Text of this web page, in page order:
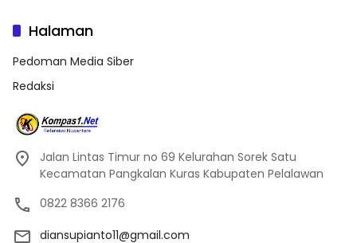
Halaman
Pedoman Media Siber
Redaksi
Jalan Lintas Timur no 69 Kelurahan Sorek Satu
Kecamatan Pangkalan Kuras Kabupaten Pelalawan
0822 8366 2176
diansupianto11@gmail.com